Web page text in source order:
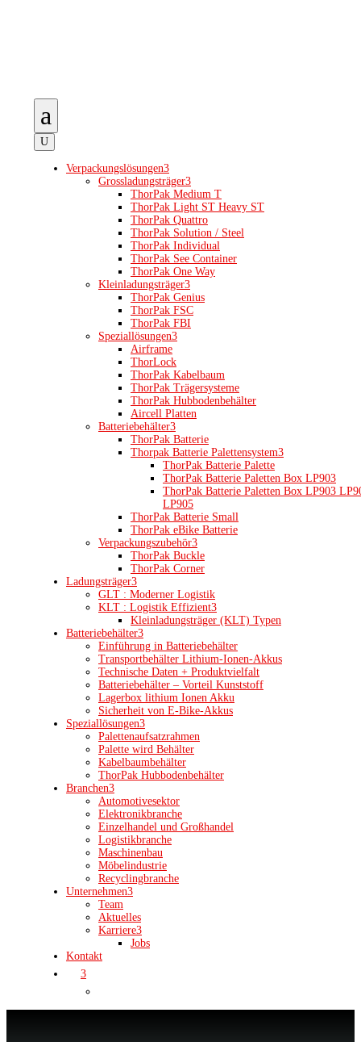
a
U
Verpackungslösungen3
Grossladungsträger3
ThorPak Medium T
ThorPak Light ST Heavy ST
ThorPak Quattro
ThorPak Solution / Steel
ThorPak Individual
ThorPak See Container
ThorPak One Way
Kleinladungsträger3
ThorPak Genius
ThorPak FSC
ThorPak FBI
Speziallösungen3
Airframe
ThorLock
ThorPak Kabelbaum
ThorPak Trägersysteme
ThorPak Hubbodenbehälter
Aircell Platten
Batteriebehälter3
ThorPak Batterie
Thorpak Batterie Palettensystem3
ThorPak Batterie Palette
ThorPak Batterie Paletten Box LP903
ThorPak Batterie Paletten Box LP903
LP905
ThorPak Batterie Small
ThorPak eBike Batterie
Verpackungszubehör3
ThorPak Buckle
ThorPak Corner
Ladungsträger3
GLT : Moderner Logistik
KLT : Logistik Effizient3
Kleinladungsträger (KLT) Typen
Batteriebehälter3
Einführung in Batteriebehälter
Transportbehälter Lithium-Ionen-Akkus
Technische Daten + Produktvielfalt
Batteriebehälter – Vorteil Kunststoff
Lagerbox lithium Ionen Akku
Sicherheit von E-Bike-Akkus
Speziallösungen3
Palettenaufsatzrahmen
Palette wird Behälter
Kabelbaumbehälter
ThorPak Hubbodenbehälter
Branchen3
Automotivesektor
Elektronikbranche
Einzelhandel und Großhandel
Logistikbranche
Maschinenbau
Möbelindustrie
Recyclingbranche
Unternehmen3
Team
Aktuelles
Karriere3
Jobs
Kontakt
3